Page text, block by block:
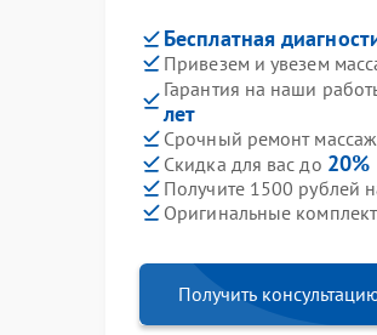
Бесплатная
Привезем и увезем
Гарантия на наши
лет
Срочный ремонт
Скидка для вас до 20%
Получите 1500 рублей
Оригинальные
Получить